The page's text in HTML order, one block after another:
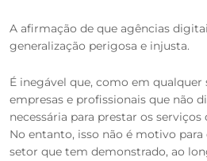
A afirmação de que agências
generalização perigosa e injusta.
É inegável que, como em
empresas e profissionais que não
necessária para prestar os
No entanto, isso não é motivo
setor que tem demonstrado, ao